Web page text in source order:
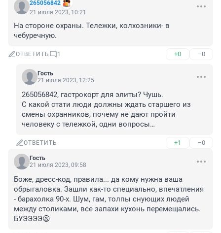
265056842
21 июля 2023, 10:21
На стороне охраны. Тележки, колхозники- в
чебуречную.
ОТВЕТИТЬ 1 +0 –0
Гость
21 июля 2023, 12:25
265056842, гастрокорт для элиты? Чушь.
С какой стати люди должны ждать старшего из
смены охранников, почему не дают пройти
человеку с тележкой, одни вопросы…
ОТВЕТИТЬ +1 –0
Гость
21 июля 2023, 09:58
Боже, дресс-код, правила... да кому нужна ваша
обрыгаловка. Зашли как-то специально, впечатления
- барахолка 90-х. Шум, гам, толпы снующих людей
между столиками, все запахи кухонь перемещались.
БУЭЭЭЭ😫